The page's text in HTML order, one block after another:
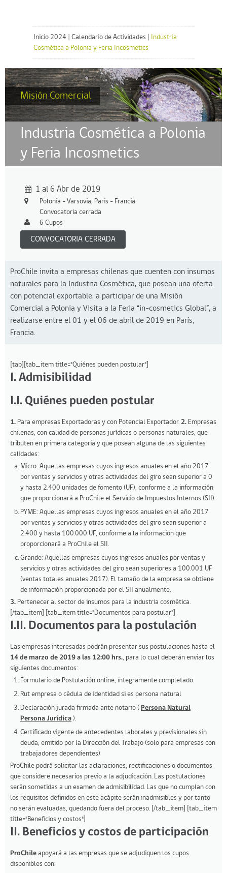
Inicio 2024 Calendario de Actividades
Industria
Cosmética a Polonia y Feria Incosmetics
Misión Comercial
Industria Cosmética a Polonia
y Feria Incosmetics
1 al 6 Abr de 2019
Polonia - Varsovia, Paris - Francia
Convocatoria cerrada
6 Cupos
CONVOCATORIA CERRADA
ProChile invita a empresas chilenas que cuenten con insumos
naturales para la Industria Cosmética, que posean una oferta
con potencial exportable, a participar de una Misión
Comercial a Polonia y Visita a la Feria “in-cosmetics Global”, a
realizarse entre el 01 y el 06 de abril de 2019 en París,
Francia.
[tab][tab_item title="Quiénes pueden postular"]
I. Admisibilidad
I.I. Quiénes pueden postular
1. Para empresas Exportadoras y con Potencial Exportador. 2. Empresas
chilenas, con calidad de personas jurídicas o personas naturales, que
tributen en primera categoría y que posean alguna de las siguientes
calidades:
Micro: Aquellas empresas cuyos ingresos anuales en el año 2017
por ventas y servicios y otras actividades del giro sean superior a 0
y hasta 2.400 unidades de fomento (UF), conforme a la información
que proporcionará a ProChile el Servicio de Impuestos Internos (SII).
PYME: Aquellas empresas cuyos ingresos anuales en el año 2017
por ventas y servicios y otras actividades del giro sean superior a
2.400 y hasta 100.000 UF, conforme a la información que
proporcionará a ProChile el SII.
Grande: Aquellas empresas cuyos ingresos anuales por ventas y
servicios y otras actividades del giro sean superiores a 100.001 UF
(ventas totales anuales 2017). El tamaño de la empresa se obtiene
de información proporcionada por el SII anualmente.
3. Pertenecer al sector de insumos para la industria cosmética.
[/tab_item] [tab_item title="Documentos para postular"]
I.II. Documentos para la postulación
Las empresas interesadas podrán presentar sus postulaciones hasta el
14 de marzo de 2019 a las 12:00 hrs., para lo cual deberán enviar los
siguientes documentos:
Formulario de Postulación online, íntegramente completado.
Rut empresa o cédula de identidad si es persona natural
Declaración jurada firmada ante notario ( Persona Natural -
Persona Jurídica ).
Certificado vigente de antecedentes laborales y previsionales sin
deuda, emitido por la Dirección del Trabajo (solo para empresas con
trabajadores dependientes)
ProChile podrá solicitar las aclaraciones, rectificaciones o documentos
que considere necesarios previo a la adjudicación. Las postulaciones
serán sometidas a un examen de admisibilidad. Las que no cumplan con
los requisitos definidos en este acápite serán inadmisibles y por tanto
no serán evaluadas, quedando fuera del proceso. [/tab_item] [tab_item
title="Beneficios y costos"]
II. Beneficios y costos de participación
ProChile apoyará a las empresas que se adjudiquen los cupos
disponibles con: